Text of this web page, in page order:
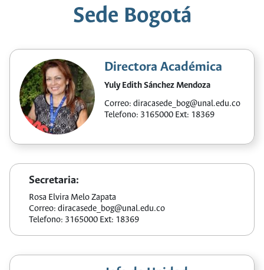
Sede Bogotá
Directora Académica
Yuly Edith Sánchez Mendoza
Correo: diracasede_bog@unal.edu.co
Telefono: 3165000 Ext: 18369
Secretaria:
Rosa Elvira Melo Zapata
Correo: diracasede_bog@unal.edu.co
Telefono: 3165000 Ext: 18369